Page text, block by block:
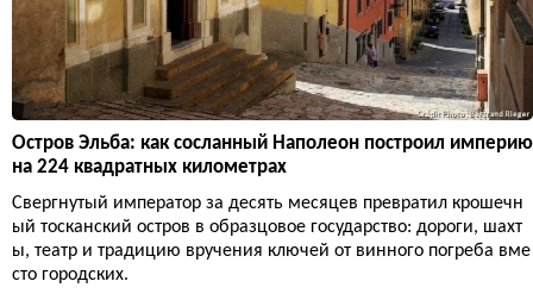
Остров Эльба: как сосланный Наполеон построил империю
на 224 квадратных километрах
Свергнутый император за десять месяцев превратил крошечн
ый тосканский остров в образцовое государство: дороги, шахт
ы, театр и традицию вручения ключей от винного погреба вме
сто городских.